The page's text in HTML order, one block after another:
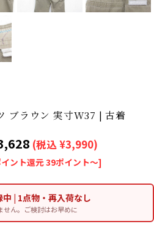
ナイキ
から探す
スウェット セーター
半袖シャツ Tシャツ
ブラウン 実寸W37 | 古着
(税込 ¥3,990)
ント還元 39ポイント～]
| 1点物・再入荷なし
ん。ご検討はお早めに